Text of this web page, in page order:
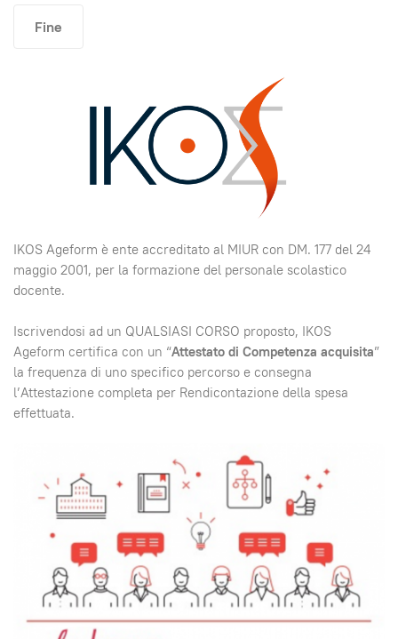
Fine
IKOS Ageform è ente accreditato al MIUR con DM. 177 del 24
maggio 2001, per la formazione del personale scolastico
docente.
Iscrivendosi ad un QUALSIASI CORSO proposto, IKOS
Ageform certifica con un “Attestato di Competenza acquisita”
la frequenza di uno specifico percorso e consegna
l’Attestazione completa per Rendicontazione della spesa
effettuata.